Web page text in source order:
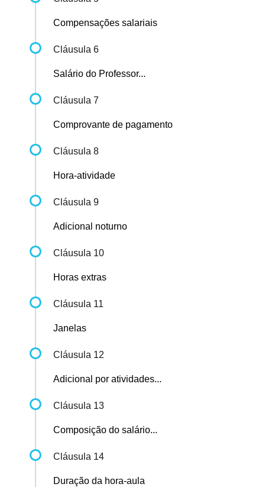
Compensações salariais
Cláusula 6
Salário do Professor...
Cláusula 7
Comprovante de pagamento
Cláusula 8
Hora-atividade
Cláusula 9
Adicional noturno
Cláusula 10
Horas extras
Cláusula 11
Janelas
Cláusula 12
Adicional por atividades...
Cláusula 13
Composição do salário...
Cláusula 14
Duração da hora-aula